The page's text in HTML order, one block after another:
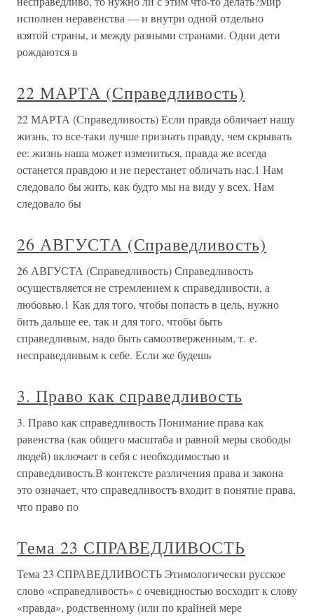
исполнен неравенства — и внутри одной отдельно
взятой страны, и между разными странами. Одни дети
рождаются в
22 МАРТА (Справедливость)
22 МАРТА (Справедливость) Если правда обличает нашу
жизнь, то все-таки лучше признать правду, чем скрывать
ее: жизнь наша может измениться, правда же всегда
останется правдою и не перестанет обличать нас.1 Нам
следовало бы жить, как будто мы на виду у всех. Нам
следовало бы
26 АВГУСТА (Справедливость)
26 АВГУСТА (Справедливость) Справедливость
осуществляется не стремлением к справедливости, а
любовью.1 Как для того, чтобы попасть в цель, нужно
бить дальше ее, так и для того, чтобы быть
справедливым, надо быть самоотверженным, т. е.
несправедливым к себе. Если же будешь
3. Право как справедливость
3. Право как справедливость Понимание права как
равенства (как общего масштаба и равной меры свободы
людей) включает в себя с необходимостью и
справедливость.В контексте различения права и закона
это означает, что справедливостъ входит в понятие права,
что право по
Тема 23 СПРАВЕДЛИВОСТЬ
Тема 23 СПРАВЕДЛИВОСТЬ Этимологически русское
слово «справедливость» с очевидностью восходит к слову
«правда», родственному (или по крайней мере